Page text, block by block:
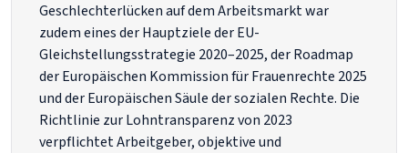
Geschlechterlücken auf dem Arbeitsmarkt war
zudem eines der Hauptziele der EU-
Gleichstellungsstrategie 2020–2025, der Roadmap
der Europäischen Kommission für Frauenrechte 2025
und der Europäischen Säule der sozialen Rechte. Die
Richtlinie zur Lohntransparenz von 2023
verpflichtet Arbeitgeber, objektive und